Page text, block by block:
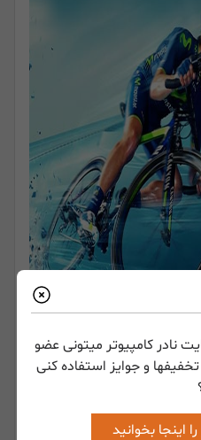
نادر کامپیوتر میتونی عضو
و جوایز استفاده کنی
اینجا بخوانید